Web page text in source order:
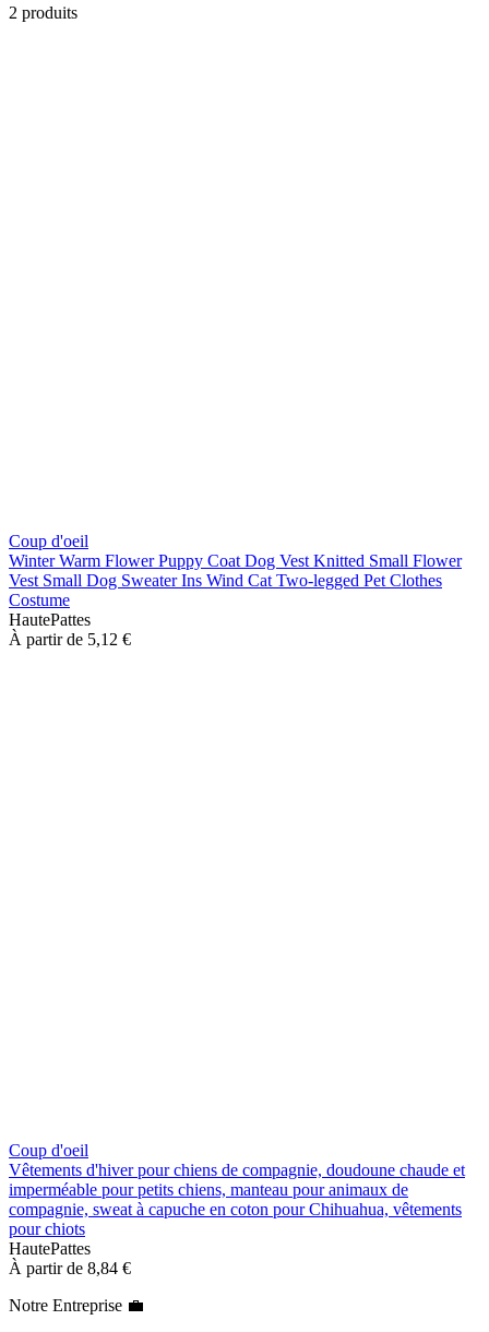
2 produits
Coup d'oeil
Winter Warm Flower Puppy Coat Dog Vest Knitted Small Flower
Vest Small Dog Sweater Ins Wind Cat Two-legged Pet Clothes
Costume
HautePattes
À partir de 5,12 €
Coup d'oeil
Vêtements d'hiver pour chiens de compagnie, doudoune chaude et
imperméable pour petits chiens, manteau pour animaux de
compagnie, sweat à capuche en coton pour Chihuahua, vêtements
pour chiots
HautePattes
À partir de 8,84 €
Notre Entreprise 💼